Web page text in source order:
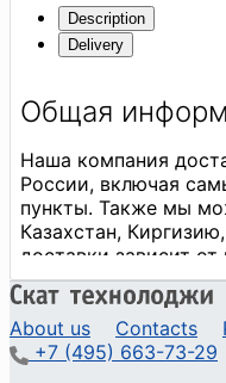
Description
Delivery
About us Contacts
+7 (495) 663-73-29